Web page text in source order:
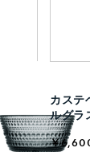
カステ
ルグラ
￥